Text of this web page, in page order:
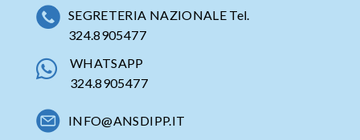
SEGRETERIA NAZIONALE Tel.
324.8905477
WHATSAPP
324.8905477
INFO@ANSDIPP.IT